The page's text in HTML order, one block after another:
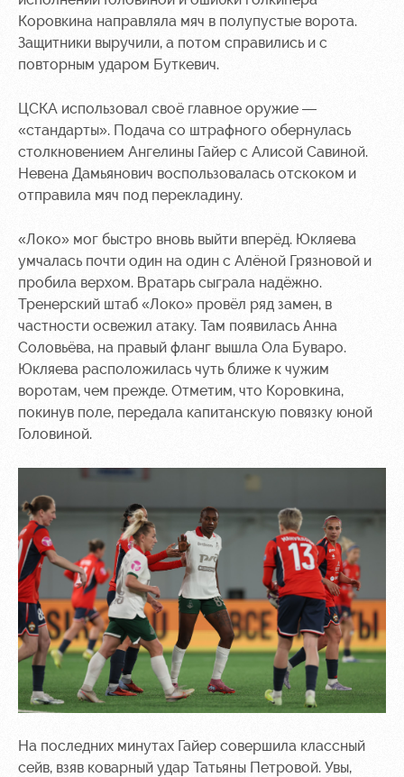
Коровкина направляла мяч в полупустые ворота.
Защитники выручили, а потом справились и с
повторным ударом Буткевич.
ЦСКА использовал своё главное оружие —
«стандарты». Подача со штрафного обернулась
столкновением Ангелины Гайер с Алисой Савиной.
Невена Дамьянович воспользовалась отскоком и
отправила мяч под перекладину.
«Локо» мог быстро вновь выйти вперёд. Юкляева
умчалась почти один на один с Алёной Грязновой и
пробила верхом. Вратарь сыграла надёжно.
Тренерский штаб «Локо» провёл ряд замен, в
частности освежил атаку. Там появилась Анна
Соловьёва, на правый фланг вышла Ола Буваро.
Юкляева расположилась чуть ближе к чужим
воротам, чем прежде. Отметим, что Коровкина,
покинув поле, передала капитанскую повязку юной
Головиной.
На последних минутах Гайер совершила классный
сейв, взяв коварный удар Татьяны Петровой. Увы,